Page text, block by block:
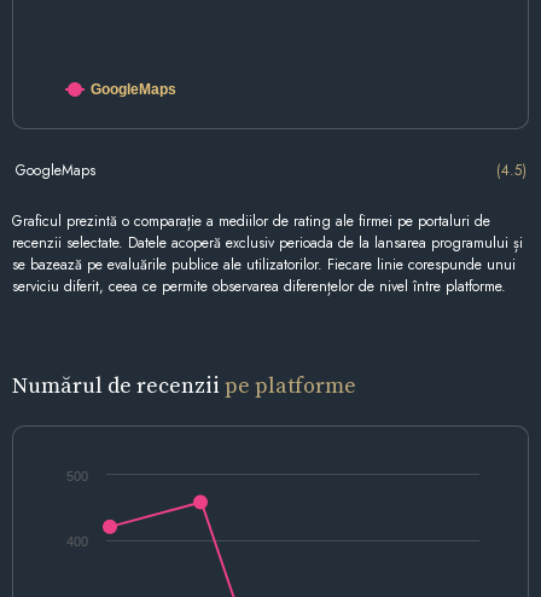
GoogleMaps
GoogleMaps (4.5)
Graficul prezintă o comparație a mediilor de rating ale firmei pe portaluri de
recenzii selectate. Datele acoperă exclusiv perioada de la lansarea programului și
se bazează pe evaluările publice ale utilizatorilor. Fiecare linie corespunde unui
serviciu diferit, ceea ce permite observarea diferențelor de nivel între platforme.
Numărul de recenzii pe platforme
400
500